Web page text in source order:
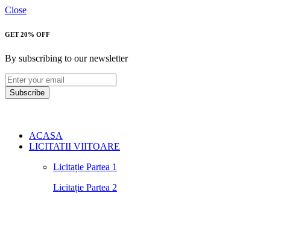
Close
GET 20% OFF
By subscribing to our newsletter
Subscribe
ACASA
LICITATII VIITOARE
Licitație Partea 1
Licitație Partea 2